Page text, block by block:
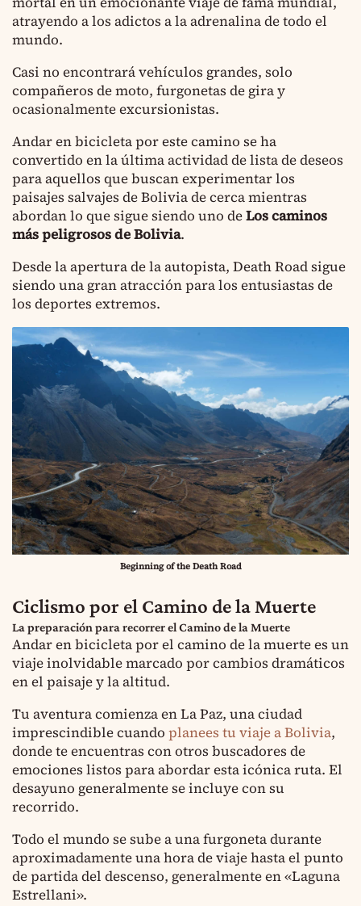
atrayendo a los adictos a la adrenalina de todo el
mundo.
Casi no encontrará vehículos grandes, solo
compañeros de moto, furgonetas de gira y
ocasionalmente excursionistas.
Andar en bicicleta por este camino se ha
convertido en la última actividad de lista de deseos
para aquellos que buscan experimentar los
paisajes salvajes de Bolivia de cerca mientras
abordan lo que sigue siendo uno deLos caminos
más peligrosos de Bolivia.
Desde la apertura de la autopista, Death Road sigue
siendo una gran atracción para los entusiastas de
los deportes extremos.
Beginning of the Death Road
Ciclismo por el Camino de la Muerte
La preparación para recorrer el Camino de la Muerte
Andar en bicicleta por el camino de la muerte es un
viaje inolvidable marcado por cambios dramáticos
en el paisaje y la altitud.
Tu aventura comienza en La Paz, una ciudad
imprescindible cuando planees tu viaje a Bolivia,
donde te encuentras con otros buscadores de
emociones listos para abordar esta icónica ruta. El
desayuno generalmente se incluye con su
recorrido.
Todo el mundo se sube a una furgoneta durante
aproximadamente una hora de viaje hasta el punto
de partida del descenso, generalmente en «Laguna
Estrellani».